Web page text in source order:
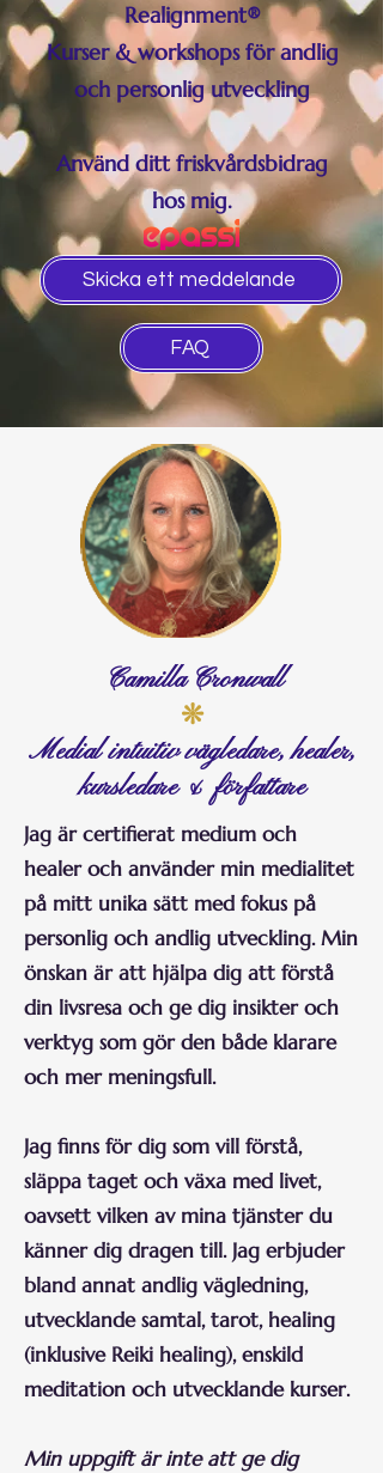
Realignment®
Kurser & workshops för andlig
och personlig utveckling
Använd ditt friskvårdsbidrag
hos mig.
Skicka ett meddelande
FAQ
Camilla Cronwall
❊
Medial intuitiv vägledare, healer,
kursledare & författare
Jag är certifierat medium och
healer och använder min medialitet
på mitt unika sätt med fokus på
personlig och andlig utveckling. Min
önskan är att hjälpa dig att förstå
din livsresa och ge dig insikter och
verktyg som gör den både klarare
och mer meningsfull.
Jag finns för dig som vill förstå,
släppa taget och växa med livet,
oavsett vilken av mina tjänster du
känner dig dragen till. Jag erbjuder
bland annat andlig vägledning,
utvecklande samtal, tarot, healing
(inklusive Reiki healing), enskild
meditation och utvecklande kurser.
Min uppgift är inte att ge dig